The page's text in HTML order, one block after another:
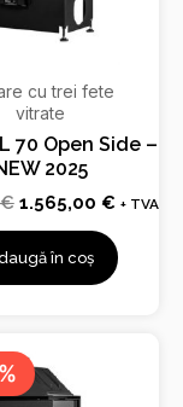
cu trei fete
vitrate
70 Open Side –
2025
€ 1.565,00 € + TVA
în coș
inițial
a